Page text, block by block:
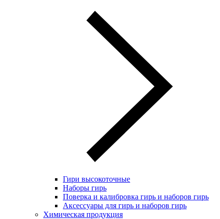
Гири высокоточные
Наборы гирь
Поверка и калибровка гирь и наборов гирь
Аксессуары для гирь и наборов гирь
Химическая продукция